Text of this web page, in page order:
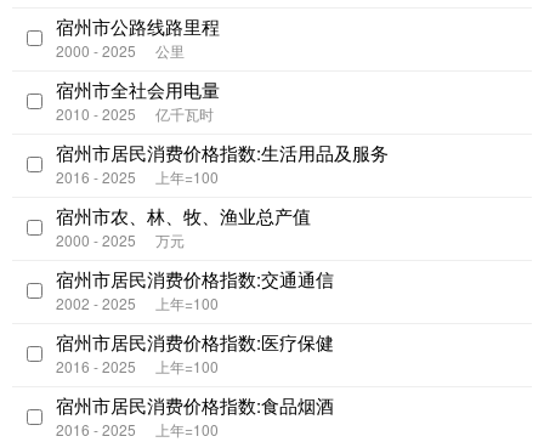
宿州市公路线路里程
2000 - 2025 公里
宿州市全社会用电量
2010 - 2025 亿千瓦时
宿州市居民消费价格指数:生活用品及服务
2016 - 2025 上年=100
宿州市农、林、牧、渔业总产值
2000 - 2025 万元
宿州市居民消费价格指数:交通通信
2002 - 2025 上年=100
宿州市居民消费价格指数:医疗保健
2016 - 2025 上年=100
宿州市居民消费价格指数:食品烟酒
2016 - 2025 上年=100